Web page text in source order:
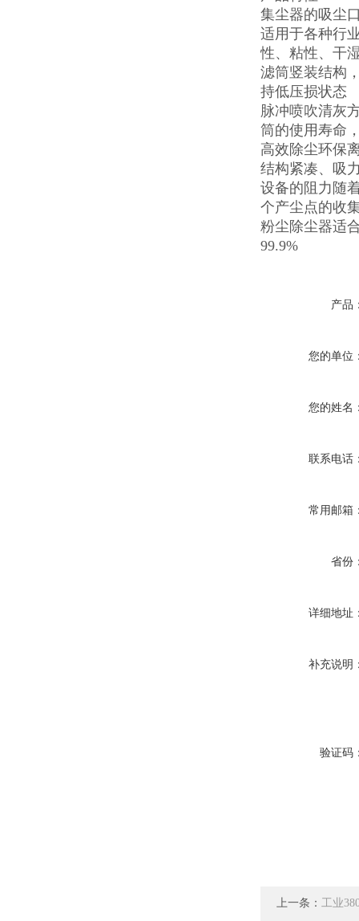
集尘器的吸尘
适用于各种行
性、粘性、干
滤筒竖装结构
持低压损状态
脉冲喷吹清灰
筒的使用寿命
高效除尘环保
结构紧凑、吸
设备的阻力随
个产尘点的收
粉尘除尘器适
99.9%
产品
您的单位
您的姓名
联系电话
常用邮箱
省份
详细地址
补充说明
验证码
上一条： 工业